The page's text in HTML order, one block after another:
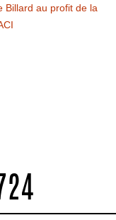
Billard au profit de la